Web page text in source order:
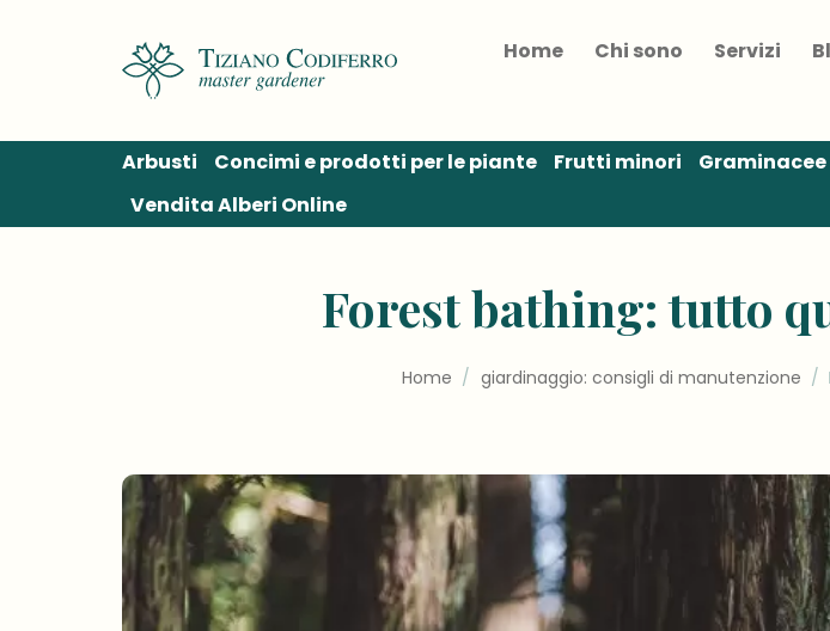
Home Chi sono Servizi
Arbusti Concimi e prodotti per le piante Frutti minori Graminacee
Vendita Alberi Online
Forest bathing: tutto
Home / giardinaggio: consigli di manutenzione /